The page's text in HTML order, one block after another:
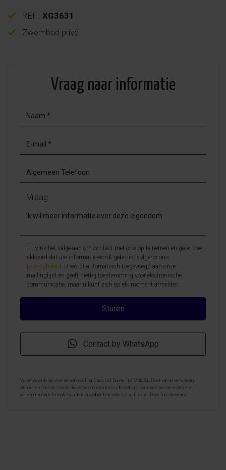
REF.: XG3631
Zwembad privé
Vraag naar informatie
Vraag
Vink het vakje aan om contact met ons op te nemen en ga ermee
akkoord dat uw informatie wordt gebruikt volgens ons
privacybeleid . U wordt automatisch toegevoegd aan onze
mailinglijst en geeft hierbij toestemming voor electronische
communicatie, maar u kunt zich op elk moment afmelden
Contact by WhatsApp
Verantwoordelijk voor de behandeling: Casa Las Dunas - La Mata SL, Doel van de verwerking:
Beheer en controle van de diensten aangeboden via de website van makelaarsdiensten, Het
verzenden van informatie via de nieuwsbrief en andere, Legitimatie: Door toestemming,